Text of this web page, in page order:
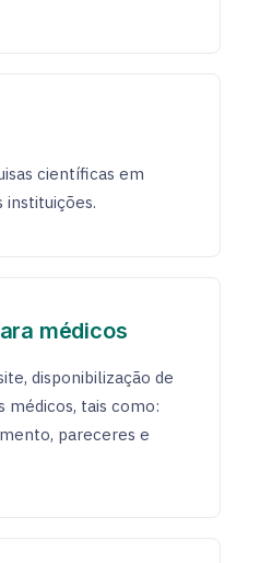
científicas em
instituições.
médicos
disponibilização de
médicos, tais como:
pareceres e